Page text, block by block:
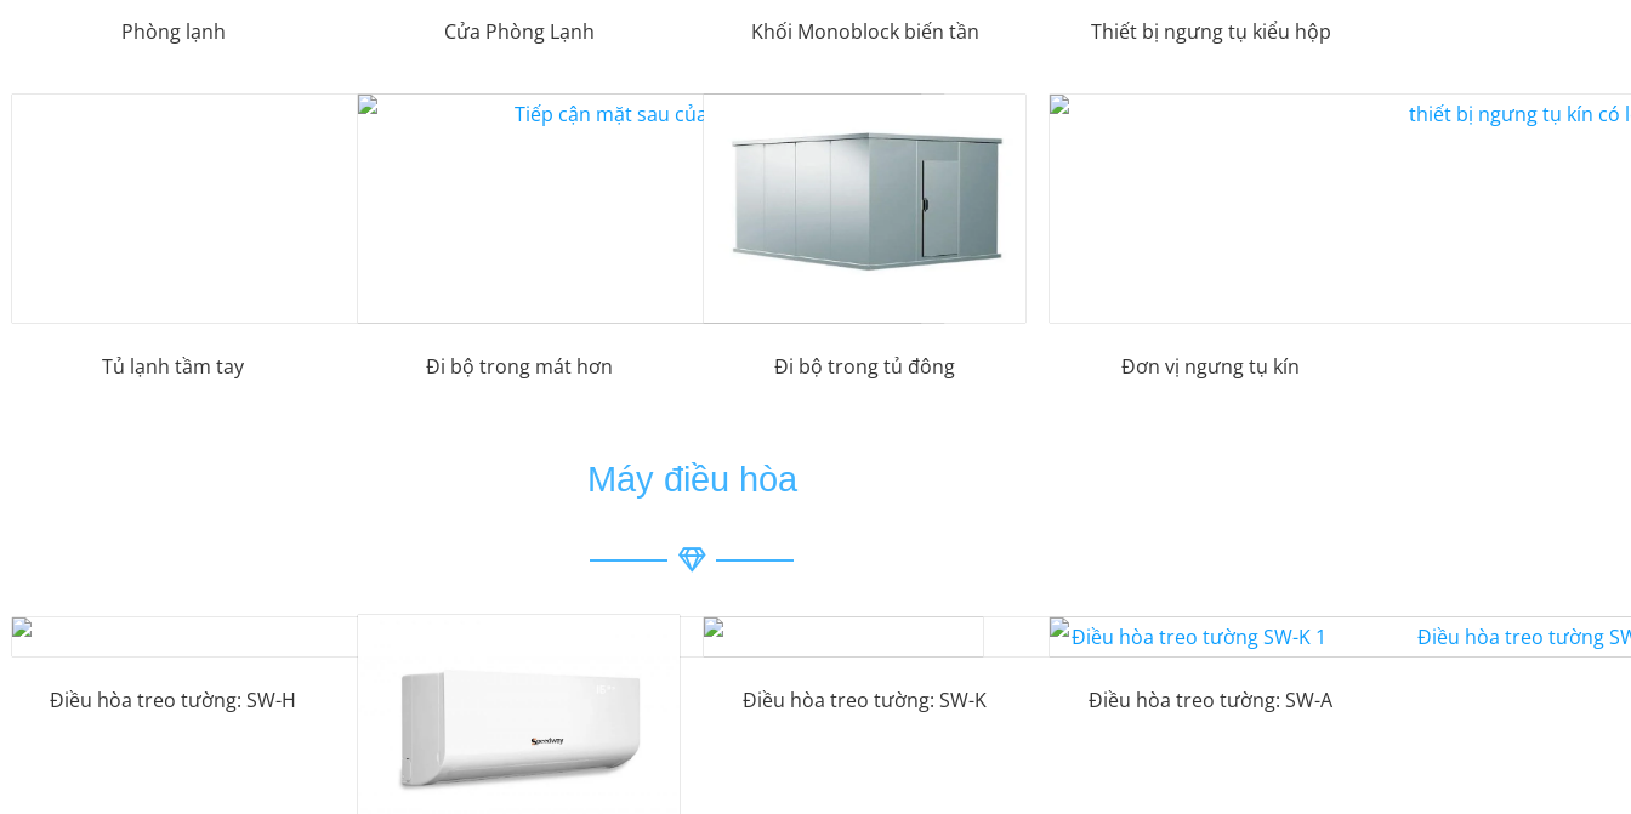
Phòng lạnh Cửa Phòng Lạnh Khối Monoblock biến tần Thiết bị ngưng tụ kiểu hộp
Tủ lạnh tầm tay Đi bộ trong mát hơn Đi bộ trong tủ đông Đơn vị ngưng tụ kín
Máy điều hòa
Điều hòa treo tường: SW-H Điều hòa treo tường: SW-K Điều hòa treo tường: SW-A